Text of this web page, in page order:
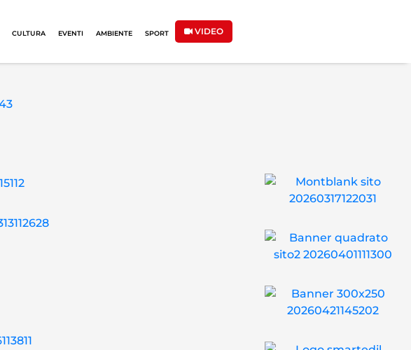
CULTURA EVENTI AMBIENTE SPORT VIDEO